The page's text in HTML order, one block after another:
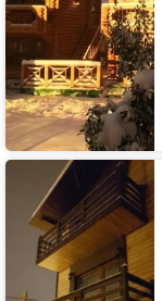
Отель
Peaks